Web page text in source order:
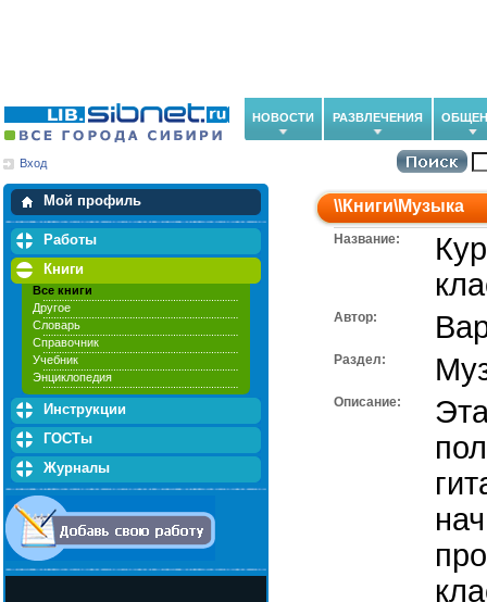
НОВОСТИ РАЗВЛЕЧЕНИЯ
Вход
Мой профиль
Мои закладки
Работы
Книги
Все книги
Другое
Словарь
Справочник
Учебник
Энциклопедия
Инструкции
ГОСТы
Журналы
\\Книги\Музыка
Название:
Автор:
Раздел:
Описание: